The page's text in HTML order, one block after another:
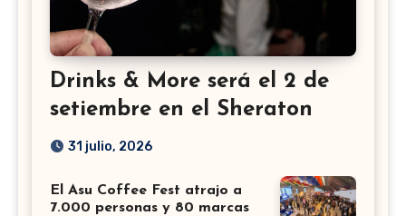
Drinks & More será el 2 de
setiembre en el Sheraton
31 julio, 2026
El Asu Coffee Fest atrajo a
7.000 personas y 80 marcas